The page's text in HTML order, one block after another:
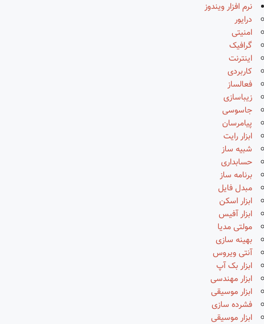
نرم افزار ویندوز
درایور
امنیتی
گرافیک
اینترنت
کاربردی
فعالساز
زیباسازی
جاسوسی
پیامرسان
ابزار رایت
شبیه ساز
حسابداری
برنامه ساز
مبدل فایل
ابزار اسکن
ابزار آفیس
مولتی مدیا
بهینه سازی
آنتی ویروس
ابزار بک آپ
ابزار مهندسی
ابزار موسیقی
فشرده سازی
ابزار موسیقی